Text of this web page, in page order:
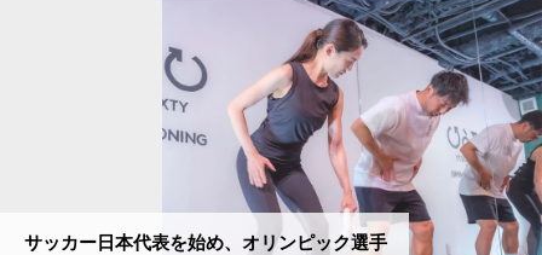
サッカー日本代表を始め、オリンピック選手